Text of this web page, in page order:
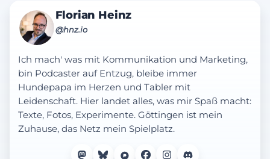
Florian Heinz
@hnz.io
Ich mach' was mit Kommunikation und Marketing,
bin Podcaster auf Entzug, bleibe immer
Hundepapa im Herzen und Tabler mit
Leidenschaft. Hier landet alles, was mir Spaß macht:
Texte, Fotos, Experimente. Göttingen ist mein
Zuhause, das Netz mein Spielplatz.